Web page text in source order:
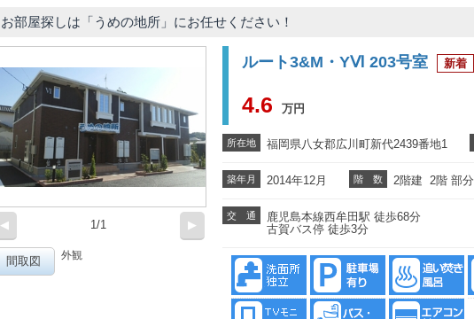
お部屋探しは「うめの地所」にお任せください！
◀ 1/1 ▶
間取図 外観
ルート3&M・YⅥ 203号室
4.6 万円
所在地 福岡県八女郡広川町新代2439番地1
築年月 2014年12月 階 数 2階建 2階 部分
交 通
鹿児島本線西牟田駅 徒歩68分
古賀バス停 徒歩3分